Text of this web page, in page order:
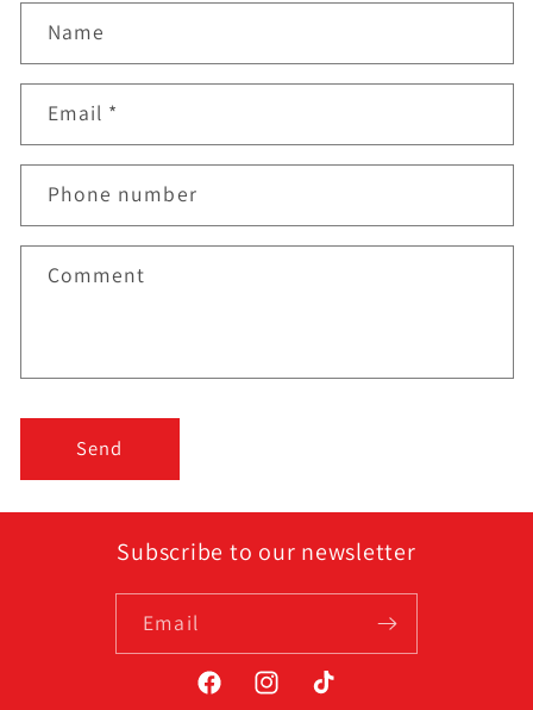
Name
Email *
Phone number
Comment
Send
Subscribe to our newsletter
Email
FacebookInstagramTikTok